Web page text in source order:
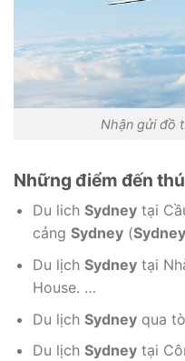
Nhận gửi đồ
Những điểm đến
Du lich Sydneytại
cảng Sydney(Sydney
Du lịch Sydneytại
House. …
Du lịch Sydneyqua
Du lịch Sydneytại